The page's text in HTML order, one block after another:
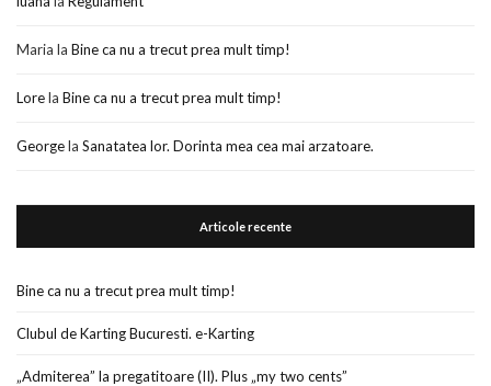
Maria la Bine ca nu a trecut prea mult timp!
Lorela Bine ca nu a trecut prea mult timp!
Georgela Sanatatea lor. Dorinta mea cea mai arzatoare.
Articole recente
Bine ca nu a trecut prea mult timp!
Clubul de Karting Bucuresti. e-Karting
„Admiterea” la pregatitoare (II). Plus „my two cents”